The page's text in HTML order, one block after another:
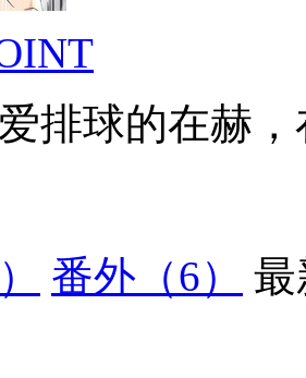
排球的在赫，
番外 （6）
最